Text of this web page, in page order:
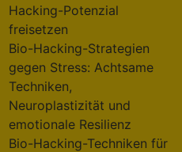
Hacking-Potenzial
freisetzen
Bio-Hacking-Strategien
gegen Stress: Achtsame
Techniken,
Neuroplastizität und
emotionale Resilienz
Bio-Hacking-Techniken für